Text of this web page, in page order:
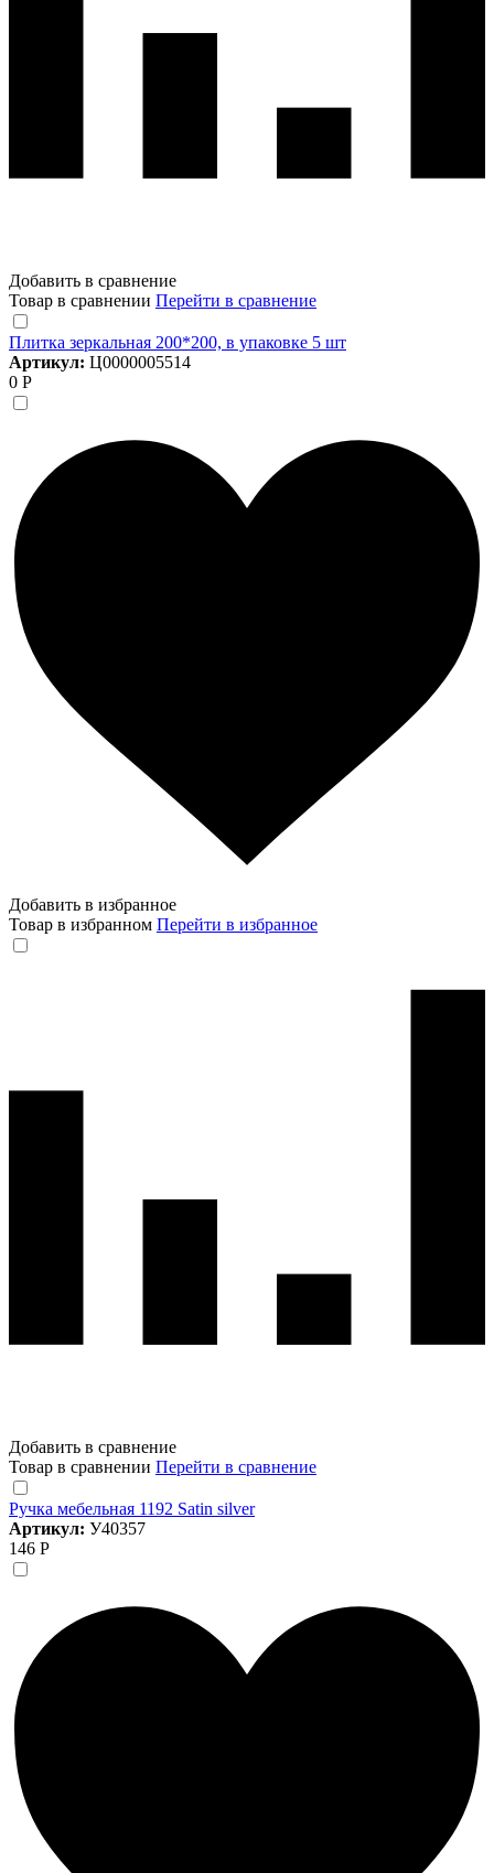
Добавить в сравнение
Товар в сравнении Перейти в сравнение
Плитка зеркальная 200*200, в упаковке 5 шт
Артикул: Ц0000005514
0 Р
Добавить в избранное
Товар в избранном Перейти в избранное
Добавить в сравнение
Товар в сравнении Перейти в сравнение
Ручка мебельная 1192 Satin silver
Артикул: У40357
146 Р